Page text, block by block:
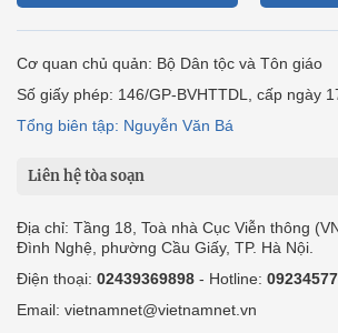
Cơ quan chủ quản: Bộ Dân tộc và Tôn giáo
Số giấy phép: 146/GP-BVHTTDL, cấp ngày
Tổng biên tập: Nguyễn Văn Bá
Liên hệ tòa soạn
Địa chỉ: Tầng 18, Toà nhà Cục Viễn thông
Đình Nghệ, phường Cầu Giấy, TP. Hà Nội.
Điện thoại: 02439369898 - Hotline:
Email: vietnamnet@vietnamnet.vn